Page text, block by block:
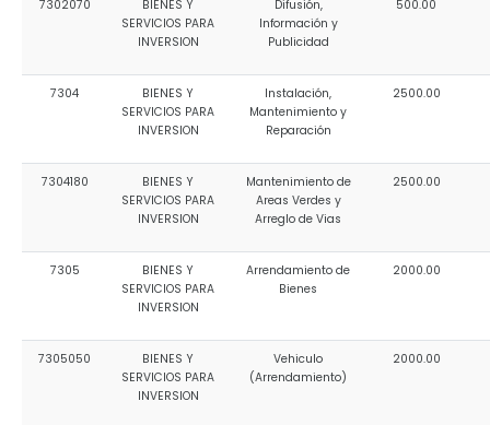
7302070
BIENES Y
SERVICIOS PARA
INVERSION
Difusión,
Información y
Publicidad
500.00
7304
BIENES Y
SERVICIOS PARA
INVERSION
Instalación,
Mantenimiento y
Reparación
2500.00
7304180
BIENES Y
SERVICIOS PARA
INVERSION
Mantenimiento de
Areas Verdes y
Arreglo de Vias
2500.00
7305
BIENES Y
SERVICIOS PARA
INVERSION
Arrendamiento de
Bienes
2000.00
7305050
BIENES Y
SERVICIOS PARA
INVERSION
Vehiculo
(Arrendamiento)
2000.00